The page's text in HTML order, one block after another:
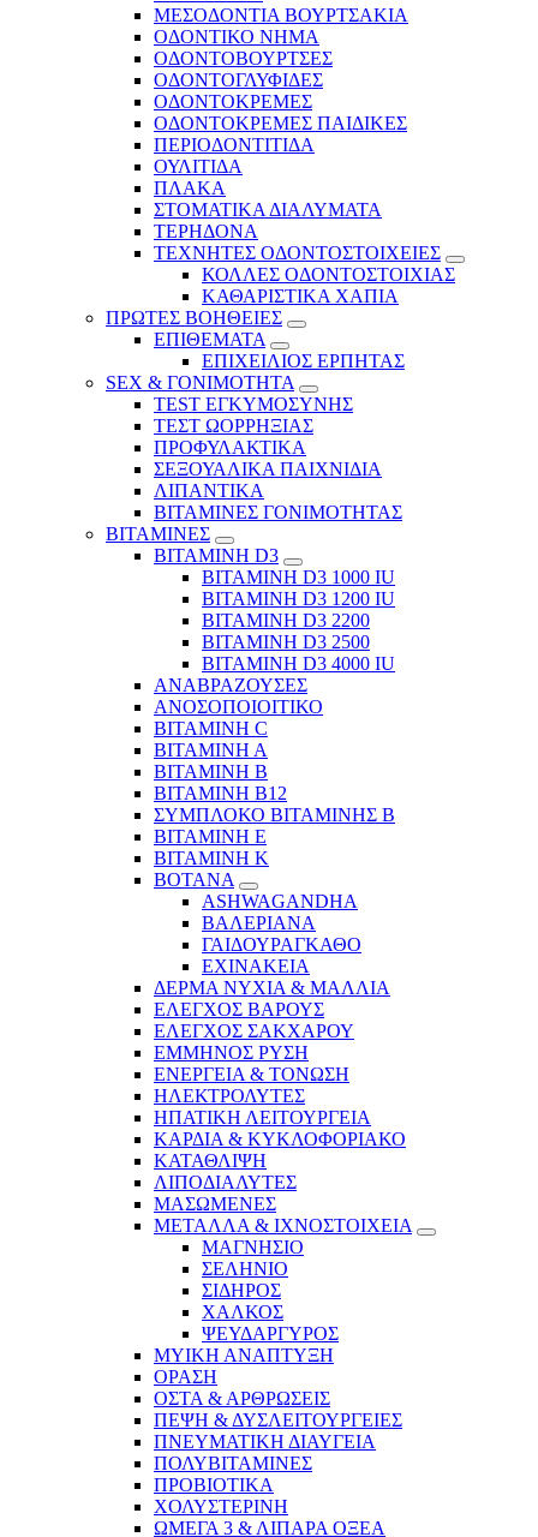
ΜΕΣΟΔΟΝΤΙΑ ΒΟΥΡΤΣΑΚΙΑ
ΟΔΟΝΤΙΚΟ ΝΗΜΑ
ΟΔΟΝΤΟΒΟΥΡΤΣΕΣ
ΟΔΟΝΤΟΓΛΥΦΙΔΕΣ
ΟΔΟΝΤΟΚΡΕΜΕΣ
ΟΔΟΝΤΟΚΡΕΜΕΣ ΠΑΙΔΙΚΕΣ
ΠΕΡΙΟΔΟΝΤΙΤΙΔΑ
ΟΥΛΙΤΙΔΑ
ΠΛΑΚΑ
ΣΤΟΜΑΤΙΚΑ ΔΙΑΛΥΜΑΤΑ
ΤΕΡΗΔΟΝΑ
ΤΕΧΝΗΤΕΣ ΟΔΟΝΤΟΣΤΟΙΧΕΙΕΣ
ΚΟΛΛΕΣ ΟΔΟΝΤΟΣΤΟΙΧΙΑΣ
ΚΑΘΑΡΙΣΤΙΚΑ ΧΑΠΙΑ
ΠΡΩΤΕΣ ΒΟΗΘΕΙΕΣ
ΕΠΙΘΕΜΑΤΑ
ΕΠΙΧΕΙΛΙΟΣ ΕΡΠΗΤΑΣ
SEX & ΓΟΝΙΜΟΤΗΤΑ
TEST ΕΓΚΥΜΟΣΥΝΗΣ
ΤΕΣΤ ΩΟΡΡΗΞΙΑΣ
ΠΡΟΦΥΛΑΚΤΙΚΑ
ΣΕΞΟΥΑΛΙΚΑ ΠΑΙΧΝΙΔΙΑ
ΛΙΠΑΝΤΙΚΑ
ΒΙΤΑΜΙΝΕΣ ΓΟΝΙΜΟΤΗΤΑΣ
ΒΙΤΑΜΙΝΕΣ
ΒΙΤΑΜΙΝΗ D3
ΒΙΤΑΜΙΝΗ D3 1000 IU
ΒΙΤΑΜΙΝΗ D3 1200 IU
ΒΙΤΑΜΙΝΗ D3 2200
ΒΙΤΑΜΙΝΗ D3 2500
BITAMINH D3 4000 IU
ΑΝΑΒΡΑΖΟΥΣΕΣ
ΑΝΟΣΟΠΟΙΟΙΤΙΚΟ
ΒΙΤΑΜΙΝΗ C
ΒΙΤΑΜΙΝΗ Α
ΒΙΤΑΜΙΝΗ Β
ΒΙΤΑΜΙΝΗ Β12
ΣΥΜΠΛΟΚΟ ΒΙΤΑΜΙΝΗΣ Β
ΒΙΤΑΜΙΝΗ Ε
ΒΙΤΑΜΙΝΗ Κ
ΒΟΤΑΝΑ
ASHWAGANDHA
ΒΑΛΕΡΙΑΝΑ
ΓΑΙΔΟΥΡΑΓΚΑΘΟ
ΕΧΙΝΑΚΕΙΑ
ΔΕΡΜΑ ΝΥΧΙΑ & ΜΑΛΛΙΑ
ΕΛΕΓΧΟΣ ΒΑΡΟΥΣ
ΕΛΕΓΧΟΣ ΣΑΚΧΑΡΟΥ
ΕΜΜΗΝΟΣ ΡΥΣΗ
ΕΝΕΡΓΕΙΑ & ΤΟΝΩΣΗ
ΗΛΕΚΤΡΟΛΥΤΕΣ
ΗΠΑΤΙΚΗ ΛΕΙΤΟΥΡΓΕΙΑ
ΚΑΡΔΙΑ & ΚΥΚΛΟΦΟΡΙΑΚΟ
ΚΑΤΑΘΛΙΨΗ
ΛΙΠΟΔΙΑΛΥΤΕΣ
ΜΑΣΩΜΕΝΕΣ
ΜΕΤΑΛΛΑ & ΙΧΝΟΣΤΟΙΧΕΙΑ
ΜΑΓΝΗΣΙΟ
ΣΕΛΗΝΙΟ
ΣΙΔΗΡΟΣ
ΧΑΛΚΟΣ
ΨΕΥΔΑΡΓΥΡΟΣ
ΜΥΙΚΗ ΑΝΑΠΤΥΞΗ
ΟΡΑΣΗ
ΟΣΤΑ & ΑΡΘΡΩΣΕΙΣ
ΠΕΨΗ & ΔΥΣΛΕΙΤΟΥΡΓΕΙΕΣ
ΠΝΕΥΜΑΤΙΚΗ ΔΙΑΥΓΕΙΑ
ΠΟΛΥΒΙΤΑΜΙΝΕΣ
ΠΡΟΒΙΟΤΙΚΑ
ΧΟΛΥΣΤΕΡΙΝΗ
ΩΜΕΓΑ 3 & ΛΙΠΑΡΑ ΟΞΕΑ